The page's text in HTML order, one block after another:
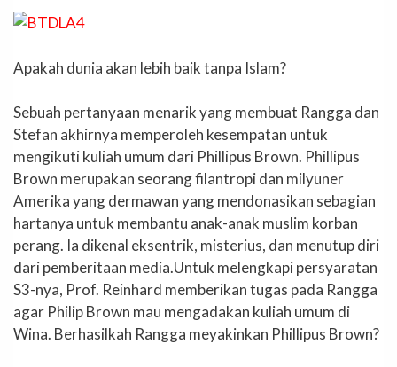
Apakah dunia akan lebih baik tanpa Islam?
Sebuah pertanyaan menarik yang membuat Rangga dan
Stefan akhirnya memperoleh kesempatan untuk
mengikuti kuliah umum dari Phillipus Brown. Phillipus
Brown merupakan seorang filantropi dan milyuner
Amerika yang dermawan yang mendonasikan sebagian
hartanya untuk membantu anak-anak muslim korban
perang. Ia dikenal eksentrik, misterius, dan menutup diri
dari pemberitaan media.Untuk melengkapi persyaratan
S3-nya, Prof. Reinhard memberikan tugas pada Rangga
agar Philip Brown mau mengadakan kuliah umum di
Wina. Berhasilkah Rangga meyakinkan Phillipus Brown?